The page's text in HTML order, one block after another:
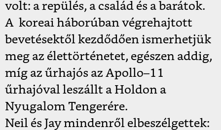
volt: a repülés, a család és a barátok.
A koreai háborúban végrehajtott
bevetésektől kezdődően ismerhetjük
meg az élettörténetet, egészen addig,
míg az űrhajós az Apollo–11
űrhajóval leszállt a Holdon a
Nyugalom Tengerére.
Neil és Jay mindenről elbeszélgettek: